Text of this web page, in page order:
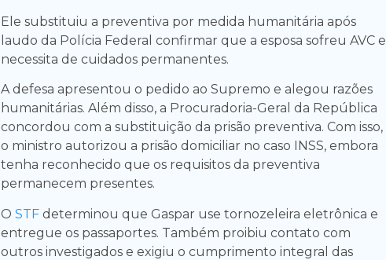
Ele substituiu a preventiva por medida humanitária após
laudo da Polícia Federal confirmar que a esposa sofreu AVC e
necessita de cuidados permanentes.
A defesa apresentou o pedido ao Supremo e alegou razões
humanitárias. Além disso, a Procuradoria-Geral da República
concordou com a substituição da prisão preventiva. Com isso,
o ministro autorizou a prisão domiciliar no caso INSS, embora
tenha reconhecido que os requisitos da preventiva
permanecem presentes.
O STF determinou que Gaspar use tornozeleira eletrônica e
entregue os passaportes. Também proibiu contato com
outros investigados e exigiu o cumprimento integral das